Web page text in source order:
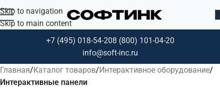
Skip to navigation
Skip to main content
+7 (495) 018-54-208 (800) 101-04-20
info@soft-inc.ru
Главная Каталог товаров Интерактивное оборудование
Интерактивные панели